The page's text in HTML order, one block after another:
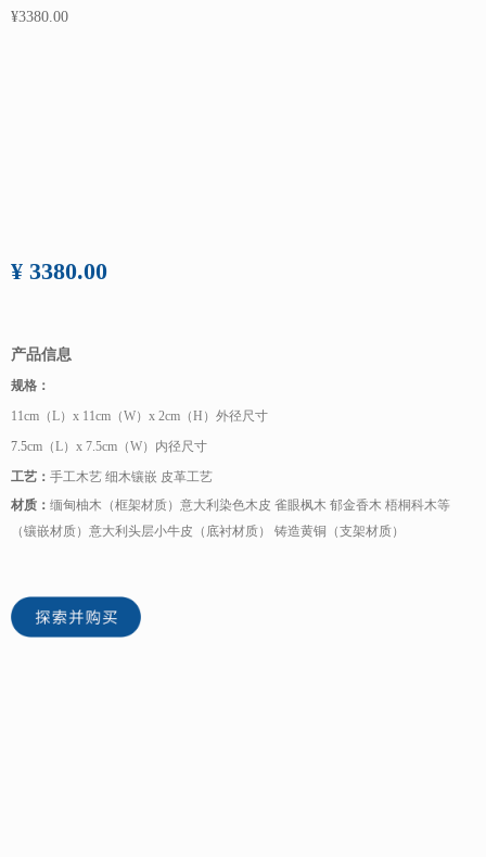
¥3380.00
¥ 3380.00
产品信息
规格：
11cm（L）x 11cm（W）x 2cm（H）外径尺寸
7.5cm（L）x 7.5cm（W）内径尺寸
工艺： 手工木艺 细木镶嵌 皮革工艺
材质： 缅甸柚木（框架材质）意大利染色木皮 雀眼枫木 郁金香木 梧桐科木等
（镶嵌材质）意大利头层小牛皮（底衬材质） 铸造黄铜（支架材质）